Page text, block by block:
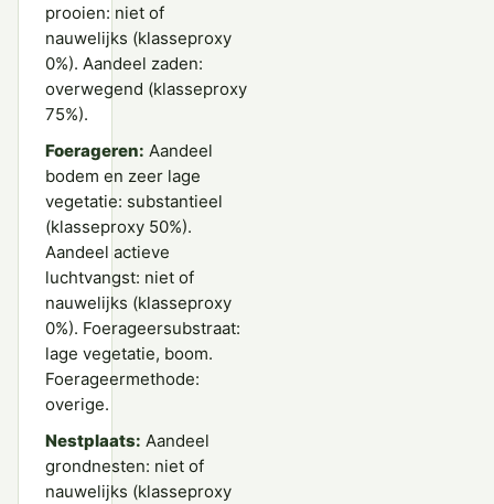
prooien: niet of
nauwelijks (klasseproxy
0%). Aandeel zaden:
overwegend (klasseproxy
75%).
Foerageren: Aandeel
bodem en zeer lage
vegetatie: substantieel
(klasseproxy 50%).
Aandeel actieve
luchtvangst: niet of
nauwelijks (klasseproxy
0%). Foerageersubstraat:
lage vegetatie, boom.
Foerageermethode:
overige.
Nestplaats: Aandeel
grondnesten: niet of
nauwelijks (klasseproxy